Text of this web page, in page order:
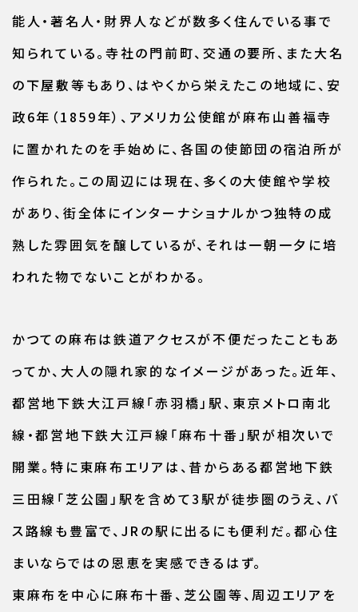
能人・著名人・財界人などが数多く住んでいる事で
知られている。寺社の門前町、交通の要所、また大名
の下屋敷等もあり、はやくから栄えたこの地域に、安
政6年（1859年）、アメリカ公使館が麻布山善福寺
に置かれたのを手始めに、各国の使節団の宿泊所が
作られた。この周辺には現在、多くの大使館や学校
があり、街全体にインターナショナルかつ独特の成
熟した雰囲気を醸しているが、それは一朝一夕に培
われた物でないことがわかる。
かつての麻布は鉄道アクセスが不便だったこともあ
ってか、大人の隠れ家的なイメージがあった。近年、
都営地下鉄大江戸線「赤羽橋」駅、東京メトロ南北
線・都営地下鉄大江戸線「麻布十番」駅が相次いで
開業。特に東麻布エリアは、昔からある都営地下鉄
三田線「芝公園」駅を含めて3駅が徒歩圏のうえ、バ
ス路線も豊富で、JRの駅に出るにも便利だ。都心住
まいならではの恩恵を実感できるはず。
東麻布を中心に麻布十番、芝公園等、周辺エリアを